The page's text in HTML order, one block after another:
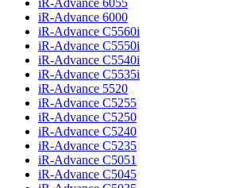
iR-Advance 6000
iR-Advance C5560i
iR-Advance C5550i
iR-Advance C5540i
iR-Advance C5535i
iR-Advance 5520
iR-Advance C5255
iR-Advance C5250
iR-Advance C5240
iR-Advance C5235
iR-Advance C5051
iR-Advance C5045